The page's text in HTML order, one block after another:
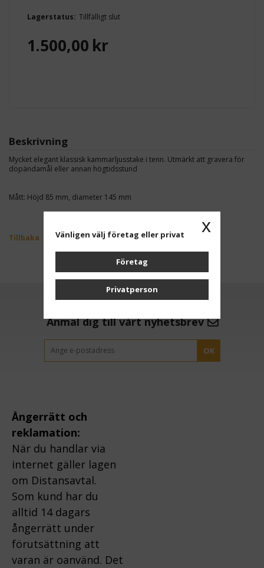
Lagerstatus: Tillfälligt slut
1.500,00 kr
Beskrivning
Mycket elegant klassisk kammarljusstake i tenn. Utmärkt att gravera för
dopändamål eller annan högtidsstund
Mått: Höjd 85 mm, diameter 145 mm
Tillbaka
Anmäl dig till vårt nyhetsbrev
OK
Ångerrätt och
reklamation:
När du handlar via
internet gäller lagen
om Distansavtal.
Som kund har du
alltid 14 dagars
ångerrätt under
förutsättning att
varan är oanvänd. Det
x
Vänligen välj företag eller privat
Företag
Privatperson